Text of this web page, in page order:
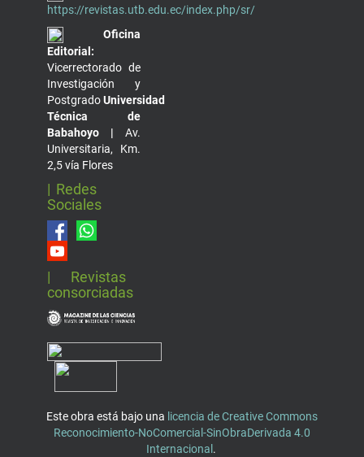
https://revistas.utb.edu.ec/index.php/sr/
Oficina
Editorial:
Vicerrectorado de
Investigación y
PostgradoUniversidad
Técnica de
Babahoyo | Av.
Universitaria, Km.
2,5 vía Flores
| Redes
Sociales
| Revistas
consorciadas
Este obra está bajo una licencia de Creative Commons
Reconocimiento-NoComercial-SinObraDerivada 4.0
Internacional .